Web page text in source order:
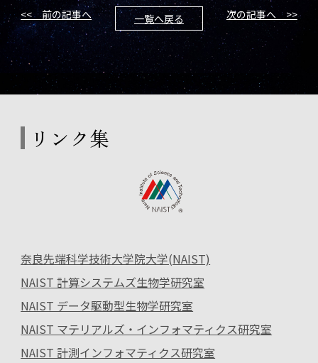
<< 前の記事へ 一覧へ戻る 次の記事へ >>
リンク集
奈良先端科学技術大学院大学(NAIST)
NAIST 計算システムズ生物学研究室
NAIST データ駆動型生物学研究室
NAIST マテリアルズ・インフォマティクス研究室
NAIST 計測インフォマティクス研究室